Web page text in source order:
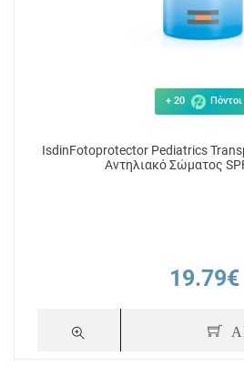
+ 20 Πόντοι
IsdinFotoprotector Pediatrics
19.79€